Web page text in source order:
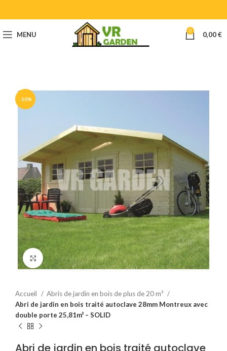
MENU 0 0,00€
-10%
Click to enlarge
Accueil
Abris de jardin en bois de plus de 20 m²
Abri de jardin en bois traité autoclave 28mm Montreux avec
double porte 25,81m² – SOLID
Abri de jardin en bois traité autoclave